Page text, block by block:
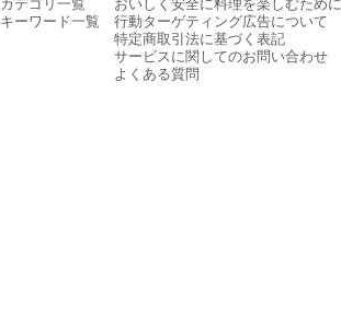
キーワード一覧
行動ターゲティング広告について
特定商取引法に基づく表記
サービスに関してのお問い合わせ
よくある質問